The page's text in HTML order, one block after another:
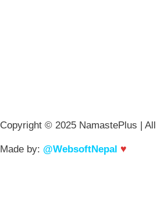
Copyright © 2025 NamastePlus |
Made by: @WebsoftNepal ♥